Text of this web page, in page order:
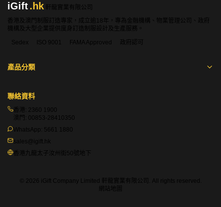
iGift.hk
軒龍實業有限公司
香港及澳門制服訂造專家，成立逾18年，專為金融機構、物業管理公司、政府
機構及大型企業提供度身訂造制服設計及生產服務。
Sedex
ISO 9001 FAMA Approved 政府認可
產品分類
聯絡資料
香港: 2360 1900
澳門: 00853-28410350
WhatsApp: 5661 1880
sales@igift.hk
香港九龍太子汝州街50號地下
© 2026 iGift Company Limited 軒龍實業有限公司. All rights reserved.
網站地圖